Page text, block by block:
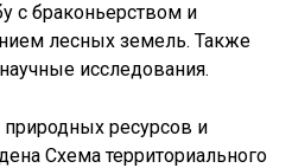
с браконьерством и
лесных земель. Также
исследования.
ресурсов и
Схема территориального